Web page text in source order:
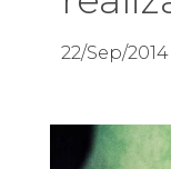
22/Sep/2014